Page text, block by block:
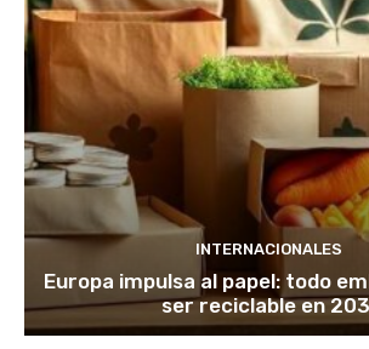
INTERNACIONALES
Europa impulsa al papel: todo
ser reciclable en